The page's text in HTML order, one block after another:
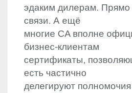
эдаким дилерам. Прямо
связи. А ещё
многие CA вполне
бизнес-клиентам
сертификаты,
есть частично
делегируют